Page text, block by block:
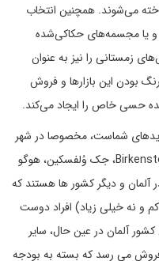
می‌شوند. همچنین انتخاب
یا مجسمه‌های حکاکی‌شده
زمستانی را نیز به عنوان
بودن این بازارها و فروش
حسی خاص را ایجاد می‌کند.
شماست، مخصوصا در شهر
برلین. برندهای آلمانی نظیر بیرکسنتاک Birkenstock، جک وُلفسکین، هوگو
و دیگر کشور ها هستند که
و نه خیلی زیاد) افراد دوست
کشور آلمان در عین حال، سایر
می رسد که بسته به بودجه